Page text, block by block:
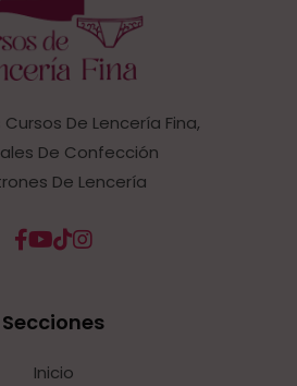
Cursos De Lencería Fina,
De Confección
De Lencería
Secciones
Inicio